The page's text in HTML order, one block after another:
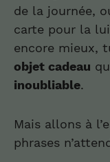
de la journée,
carte pour la
encore mieux,
objet cadeau
inoubliable.
Mais allons à
phrases